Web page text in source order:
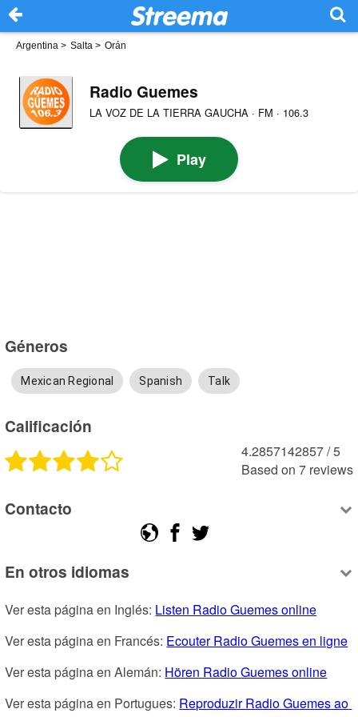
Argentina > Salta > Orán
Radio Guemes
LA VOZ DE LA TIERRA GAUCHA · FM · 106.3
Play
Géneros
Mexican Regional Spanish Talk
Calificación
4.2857142857 /5
Based on 7 reviews
Contacto
En otros idiomas
Ver esta página en Inglés: Listen Radio Guemes online
Ver esta página en Francés: Ecouter Radio Guemes en ligne
Ver esta página en Alemán: Hören Radio Guemes online
Ver esta página en Portugues: Reproduzir Radio Guemes ao